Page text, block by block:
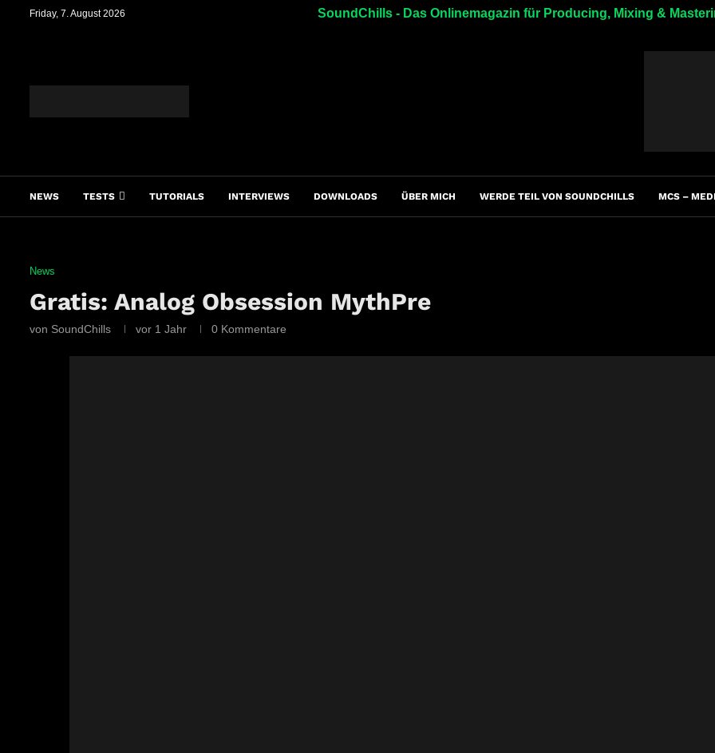
Friday, 7. August 2026 SoundChills - Das Onlinemagazin für Producing, Mixing &
NEWS TESTS TUTORIALS INTERVIEWS DOWNLOADS ÜBER MICH WERDE TEIL VON SOUNDCHILLS MCS –
News
Gratis: Analog Obsession MythPre
von SoundChills vor 1 Jahr 0 Kommentare